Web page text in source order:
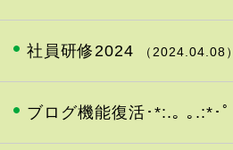
社員研修2024 （2024.04.08）
ブログ機能復活･*:.｡ ｡.:*･ﾟ